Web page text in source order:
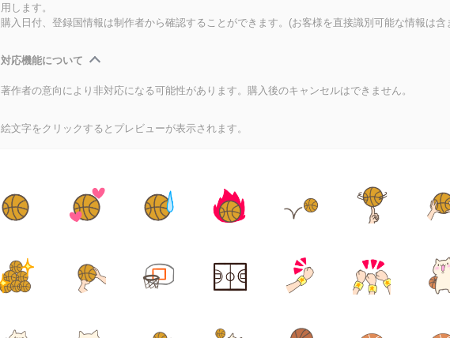
用します。
購入日付、登録国情報は制作者から確認することができます。(お客様を直接識別可能な情報は含
対応機能について
著作者の意向により非対応になる可能性があります。購入後のキャンセルはできません。
絵文字をクリックするとプレビューが表示されます。